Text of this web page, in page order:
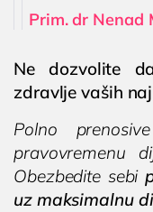
Prim. dr Nenad
Ne dozvolite
zdravlje vaših
Polno
pravovremenu
Obezbedite sebi
uz maksimalnu